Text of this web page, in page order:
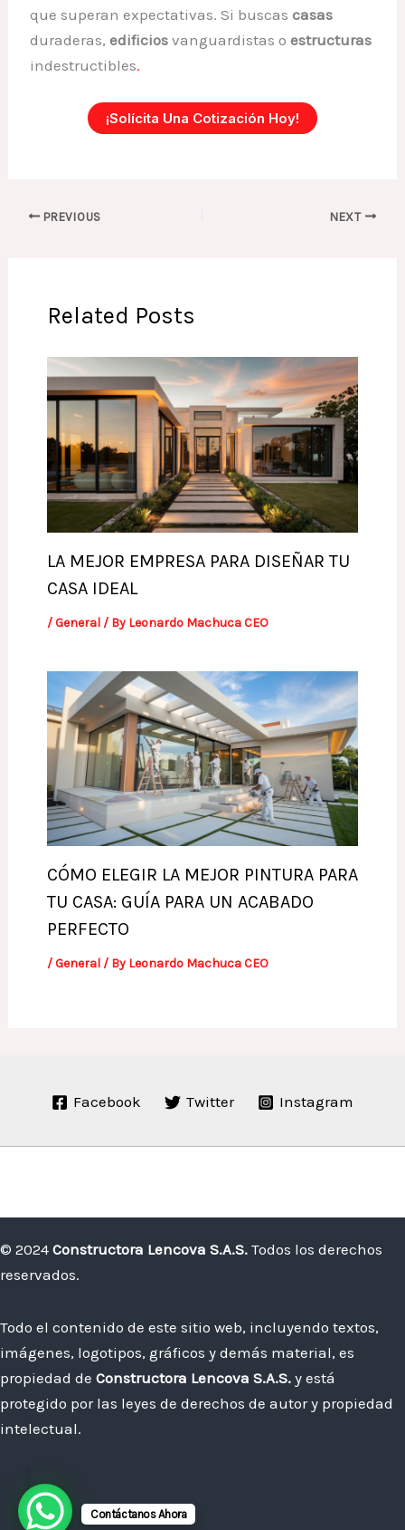
que superan expectativas. Si buscascasas
duraderas,edificios vanguardistas oestructuras
indestructibles.
¡solícita Una Cotización Hoy!
PREVIOUS NEXT
Related Posts
LA MEJOR EMPRESA PARA DISEÑAR TU
CASA IDEAL
/General/ By Leonardo Machuca CEO
CÓMO ELEGIR LA MEJOR PINTURA PARA
TU CASA: GUÍA PARA UN ACABADO
PERFECTO
/General/ By Leonardo Machuca CEO
Facebook Twitter Instagram
© 2024 Constructora Lencova S.A.S. Todos los derechos
reservados.
Todo el contenido de este sitio web, incluyendo textos,
imágenes, logotipos, gráficos y demás material, es
propiedad de Constructora Lencova S.A.S. y está
protegido por las leyes de derechos de autor y propiedad
intelectual.
Contáctanos Ahora